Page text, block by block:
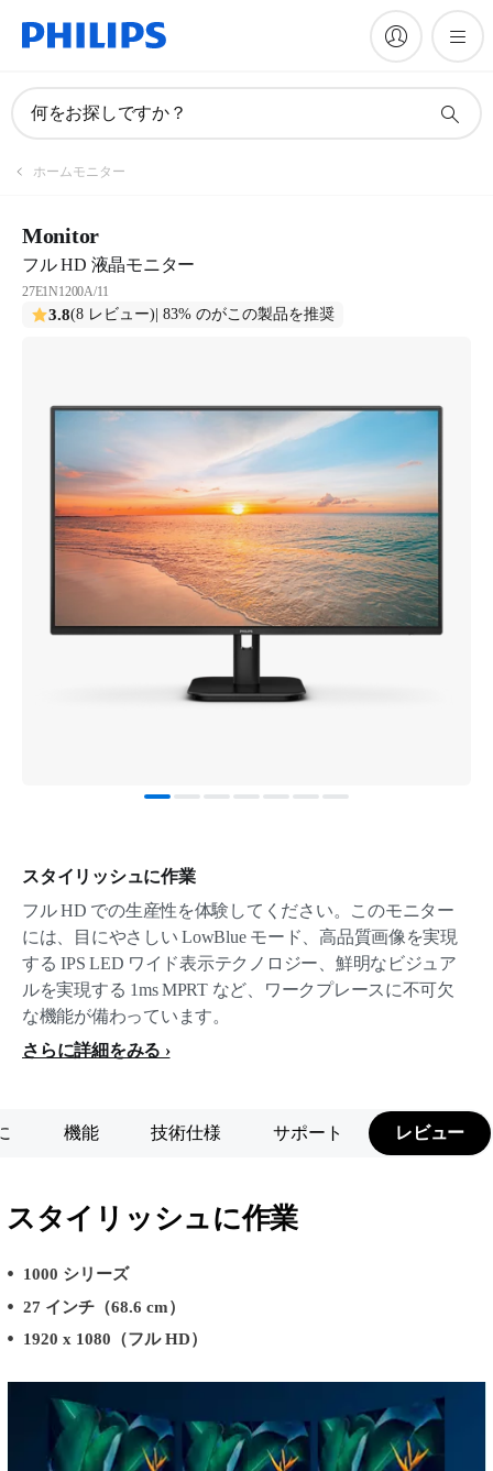
何をお探しですか？
ホームモニター
Monitor
フル HD 液晶モニター
27E1N1200A/11
3.8(8 レビュー) | 83% のがこの製品を推奨
スタイリッシュに作業
フル HD での生産性を体験してください。このモニター
には、目にやさしい LowBlue モード、高品質画像を実現
する IPS LED ワイド表示テクノロジー、鮮明なビジュア
ルを実現する 1ms MPRT など、ワークプレースに不可欠
な機能が備わっています。
さらに詳細をみる
機能 技術仕様 サポート レビュー
スタイリッシュに作業
1000 シリーズ
27 インチ（68.6 cm）
1920 x 1080（フル HD）